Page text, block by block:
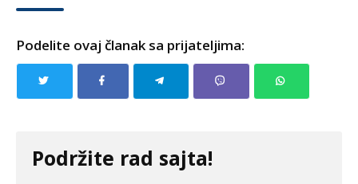
Podelite ovaj članak sa prijateljima:
Podržite rad sajta!